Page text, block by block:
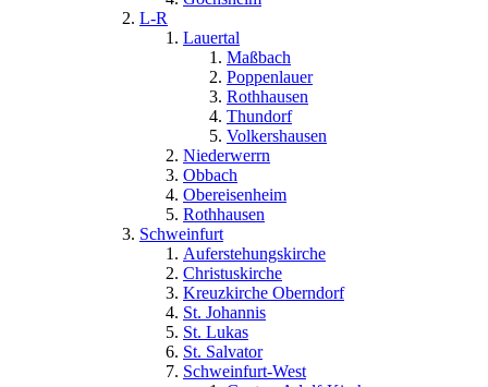
L-R
Lauertal
Maßbach
Poppenlauer
Rothhausen
Thundorf
Volkershausen
Niederwerrn
Obbach
Obereisenheim
Rothhausen
Schweinfurt
Auferstehungskirche
Christuskirche
Kreuzkirche Oberndorf
St. Johannis
St. Lukas
St. Salvator
Schweinfurt-West